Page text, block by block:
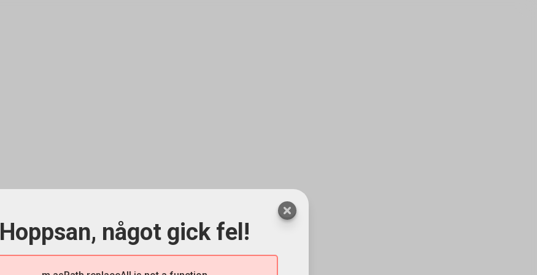
Hoppsan, något gick fel!